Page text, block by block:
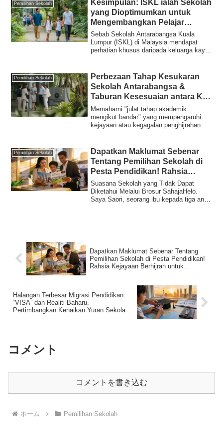
Pemilihan Sekolah
Kesimpulan: ISKL ialah Sekolah
yang Dioptimumkan untuk
Mengembangkan Pelajar
Peringkat Atas
Sebab Sekolah Antarabangsa Kuala
Lumpur (ISKL) di Malaysia mendapat
perhatian khusus daripada keluarga kaya
Pemilihan Sekolah
Perbezaan Tahap Kesukaran
Sekolah Antarabangsa &
Taburan Kesesuaian antara KL
dan Pulau Pinang
Memahami "julat tahap akademik
mengikut bandar" yang mempengaruhi
kejayaan atau kegagalan penghijrahan
Pemilihan Sekolah
Dapatkan Maklumat Sebenar
Tentang Pemilihan Sekolah di
Pesta Pendidikan! Rahsia
Kejayaan Berhijrah untuk
Pendidikan di Malaysia
Suasana Sekolah yang Tidak Dapat
Diketahui Melalui Brosur SahajaHelo.
Saya Saori, seorang ibu kepada tiga anak
Dapatkan Maklumat Sebenar Tentang
Pemilihan Sekolah di Pesta Pendidikan!
Rahsia Kejayaan Berhijrah untuk
Halangan Terbesar Migrasi Pendidikan:
“VISA” dan Realiti Baharu.
Pertimbangkan Kenaikan Yuran Sekolah
コメント
コメントを書き込む
ホーム Pemilihan Sekolah